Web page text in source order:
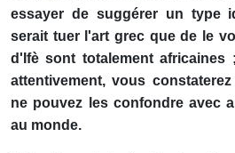
essayer de suggérer un type
serait tuer l'art grec que de le
d'Ifè sont totalement
attentivement, vous
ne pouvez les confondre avec
au monde.